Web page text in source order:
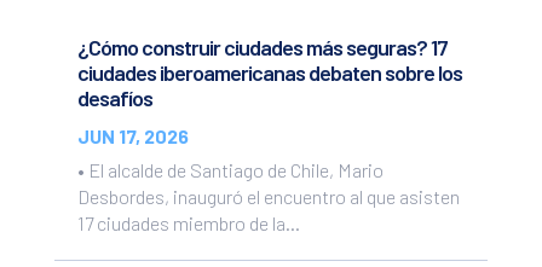
¿Cómo construir ciudades más seguras? 17
ciudades iberoamericanas debaten sobre los
desafíos
JUN 17, 2026
• El alcalde de Santiago de Chile, Mario
Desbordes, inauguró el encuentro al que asisten
17 ciudades miembro de la...